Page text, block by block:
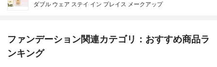
ダブル ウェア ステイ イン プレイス メークアップ
ファンデーション関連カテゴリ：おすすめ商品ラ
ンキング